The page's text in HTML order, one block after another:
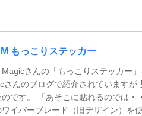
もっこりステッカー
Magicさんの「もっこりステッカー
さんのブログで紹介されていますが
のです。 「あそこに貼れるのでは・
ワイパーブレード（旧デザイン）を